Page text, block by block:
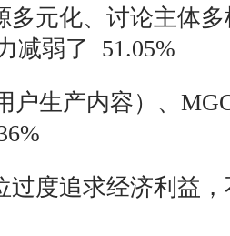
元化、讨论主体多
减弱了 51.05%
生产内容）、
度追求经济利益，